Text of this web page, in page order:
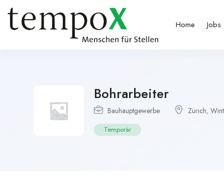
Home Jobs
Bohrarbeiter
Bauhauptgewerbe Zürich,
Temporär